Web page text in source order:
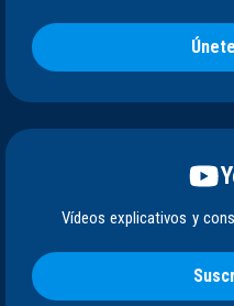
Vídeos explicativos y